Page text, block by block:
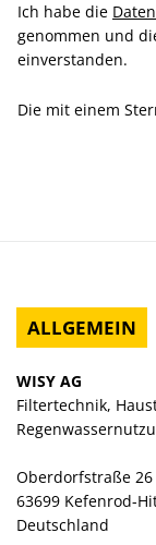
Ich habe die
genommen und
einverstanden.
Die mit einem
ALLGEMEIN
WISY AG
Filtertechnik,
Oberdorfstraße 26
63699 Kefenrod-
Deutschland